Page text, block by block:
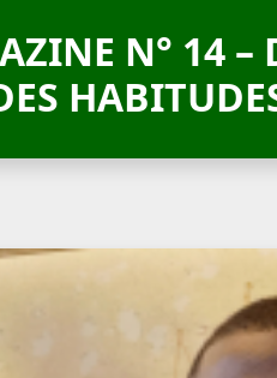
N° 14 –